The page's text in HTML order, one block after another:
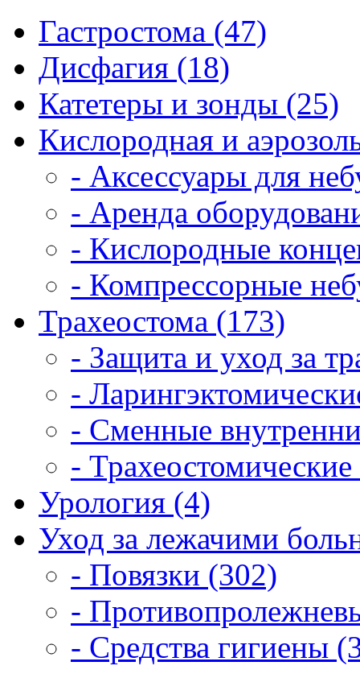
Гастростома (47)
Дисфагия (18)
Катетеры и зонды (25)
Кислородная и
- Аксессуары для
- Аренда
- Кислородные
- Компрессорные
Трахеостома (173)
- Защита и уход за
-
- Сменные
-
Урология (4)
Уход за лежачими
- Повязки (302)
-
- Средства гигиены